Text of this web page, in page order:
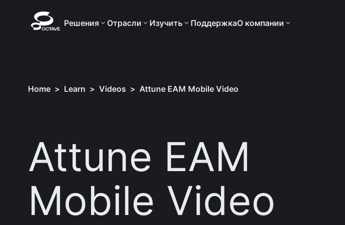
Решения Отрасли Изучить ПоддержкаО компании
Home > Learn > Videos > Attune EAM Mobile Video
Attune EAM
Mobile Video